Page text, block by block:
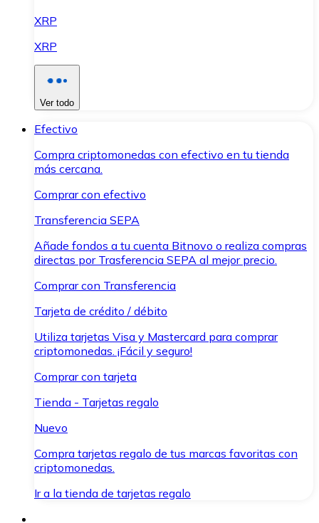
XRP
XRP
Ver todo
Efectivo
Compra criptomonedas con efectivo en tu tienda
más cercana.
Comprar con efectivo
Transferencia SEPA
Añade fondos a tu cuenta Bitnovo o realiza compras
directas por Trasferencia SEPA al mejor precio.
Comprar con Transferencia
Tarjeta de crédito / débito
Utiliza tarjetas Visa y Mastercard para comprar
criptomonedas. ¡Fácil y seguro!
Comprar con tarjeta
Tienda - Tarjetas regalo
Nuevo
Compra tarjetas regalo de tus marcas favoritas con
criptomonedas.
Ir a la tienda de tarjetas regalo